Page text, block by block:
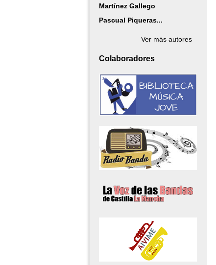
Martínez Gallego
Pascual Piqueras...
Ver más autores
Colaboradores